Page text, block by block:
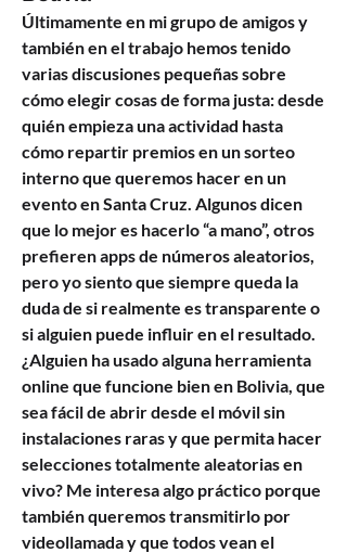
Últimamente en mi grupo de amigos y
también en el trabajo hemos tenido
varias discusiones pequeñas sobre
cómo elegir cosas de forma justa: desde
quién empieza una actividad hasta
cómo repartir premios en un sorteo
interno que queremos hacer en un
evento en Santa Cruz. Algunos dicen
que lo mejor es hacerlo “a mano”, otros
prefieren apps de números aleatorios,
pero yo siento que siempre queda la
duda de si realmente es transparente o
si alguien puede influir en el resultado.
¿Alguien ha usado alguna herramienta
online que funcione bien en Bolivia, que
sea fácil de abrir desde el móvil sin
instalaciones raras y que permita hacer
selecciones totalmente aleatorias en
vivo? Me interesa algo práctico porque
también queremos transmitirlo por
videollamada y que todos vean el